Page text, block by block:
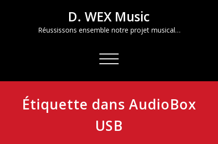
D. WEX Music
Réussissons ensemble notre projet musical…
Afficher/masquer
navigation
Étiquette dans AudioBox
USB